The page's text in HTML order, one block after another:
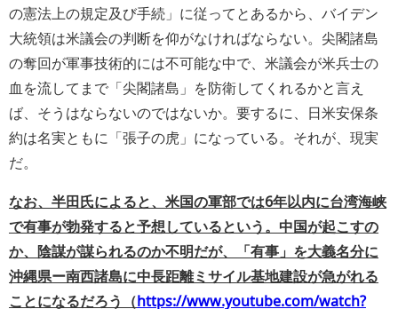
の憲法上の規定及び手続」に従ってとあるから、バイデン
大統領は米議会の判断を仰がなければならない。尖閣諸島
の奪回が軍事技術的には不可能な中で、米議会が米兵士の
血を流してまで「尖閣諸島」を防衛してくれるかと言え
ば、そうはならないのではないか。要するに、日米安保条
約は名実ともに「張子の虎」になっている。それが、現実
だ。
なお、半田氏によると、米国の軍部では6年以内に台湾海峡
で有事が勃発すると予想しているという。中国が起こすの
か、陰謀が謀られるのか不明だが、「有事」を大義名分に
沖縄県ー南西諸島に中長距離ミサイル基地建設が急がれる
ことになるだろう（https://www.youtube.com/watch?